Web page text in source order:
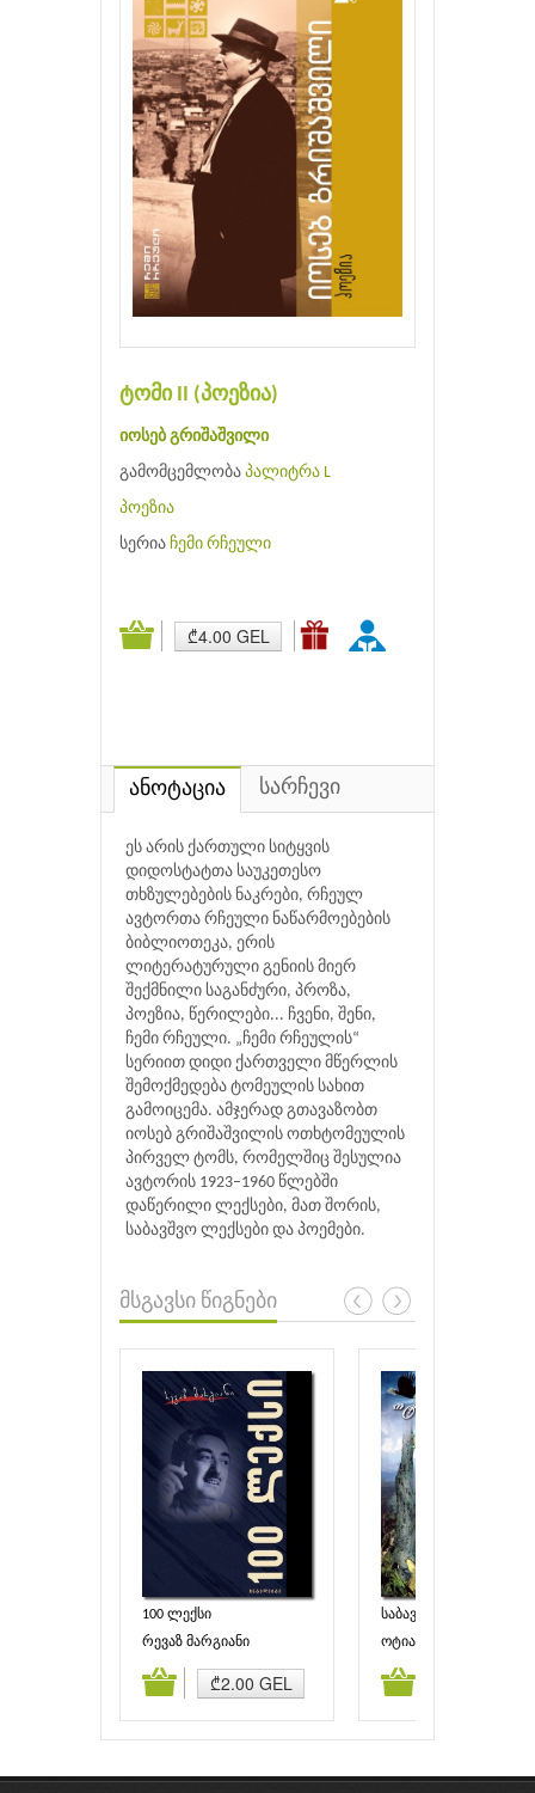
ტომი II (პოეზია)
იოსებ გრიშაშვილი
გამომცემლობა პალიტრა L
პოეზია
სერია ჩემი რჩეული
₾4.00 GEL
ანოტაცია სარჩევი
ეს არის ქართული სიტყვის
დიდოსტატთა საუკეთესო
თხზულებების ნაკრები, რჩეულ
ავტორთა რჩეული ნაწარმოებების
ბიბლიოთეკა, ერის
ლიტერატურული გენიის მიერ
შექმნილი საგანძური, პროზა,
პოეზია, წერილები... ჩვენი, შენი,
ჩემი რჩეული. „ჩემი რჩეულის“
სერიით დიდი ქართველი მწერლის
შემოქმედება ტომეულის სახით
გამოიცემა. ამჯერად გთავაზობთ
იოსებ გრიშაშვილის ოთხტომეულის
პირველ ტომს, რომელშიც შესულია
ავტორის 1923–1960 წლებში
დაწერილი ლექსები, მათ შორის,
საბავშვო ლექსები და პოემები.
მსგავსი წიგნები
100 ლექსი
რევაზ მარგიანი
₾2.00 GEL
საბავშვო ლექსები
ოტია იოსელიანი
კალათაში დამატება კალათაში